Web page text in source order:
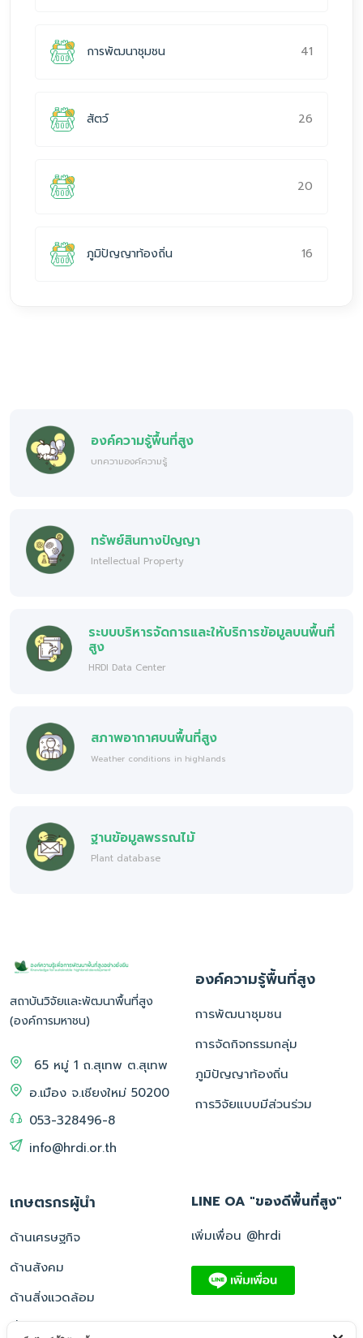
การพัฒนาชุมชน 41
สัตว์ 26
20
ภูมิปัญญาท้องถิ่น 16
องค์ความรู้พื้นที่สูง
บทความองค์ความรู้
ทรัพย์สินทางปัญญา
Intellectual Property
ระบบบริหารจัดการและให้บริการข้อมูลบนพื้นที่
สูง
HRDI Data Center
สภาพอากาศบนพื้นที่สูง
Weather conditions in highlands
ฐานข้อมูลพรรณไม้
Plant database
สถาบันวิจัยและพัฒนาพื้นที่สูง
(องค์การมหาชน)
65 หมู่ 1 ถ.สุเทพ ต.สุเทพ
อ.เมือง จ.เชียงใหม่ 50200
053-328496-8
info@hrdi.or.th
องค์ความรู้พื้นที่สูง
การพัฒนาชุมชน
การจัดกิจกรรมกลุ่ม
ภูมิปัญญาท้องถิ่น
การวิจัยแบบมีส่วนร่วม
เกษตรกรผู้นำ
ด้านเศรษฐกิจ
ด้านสังคม
ด้านสิ่งแวดล้อม
อื่น ๆ
LINE OA "ของดีพื้นที่สูง"
เพิ่มเพื่อน @hrdi